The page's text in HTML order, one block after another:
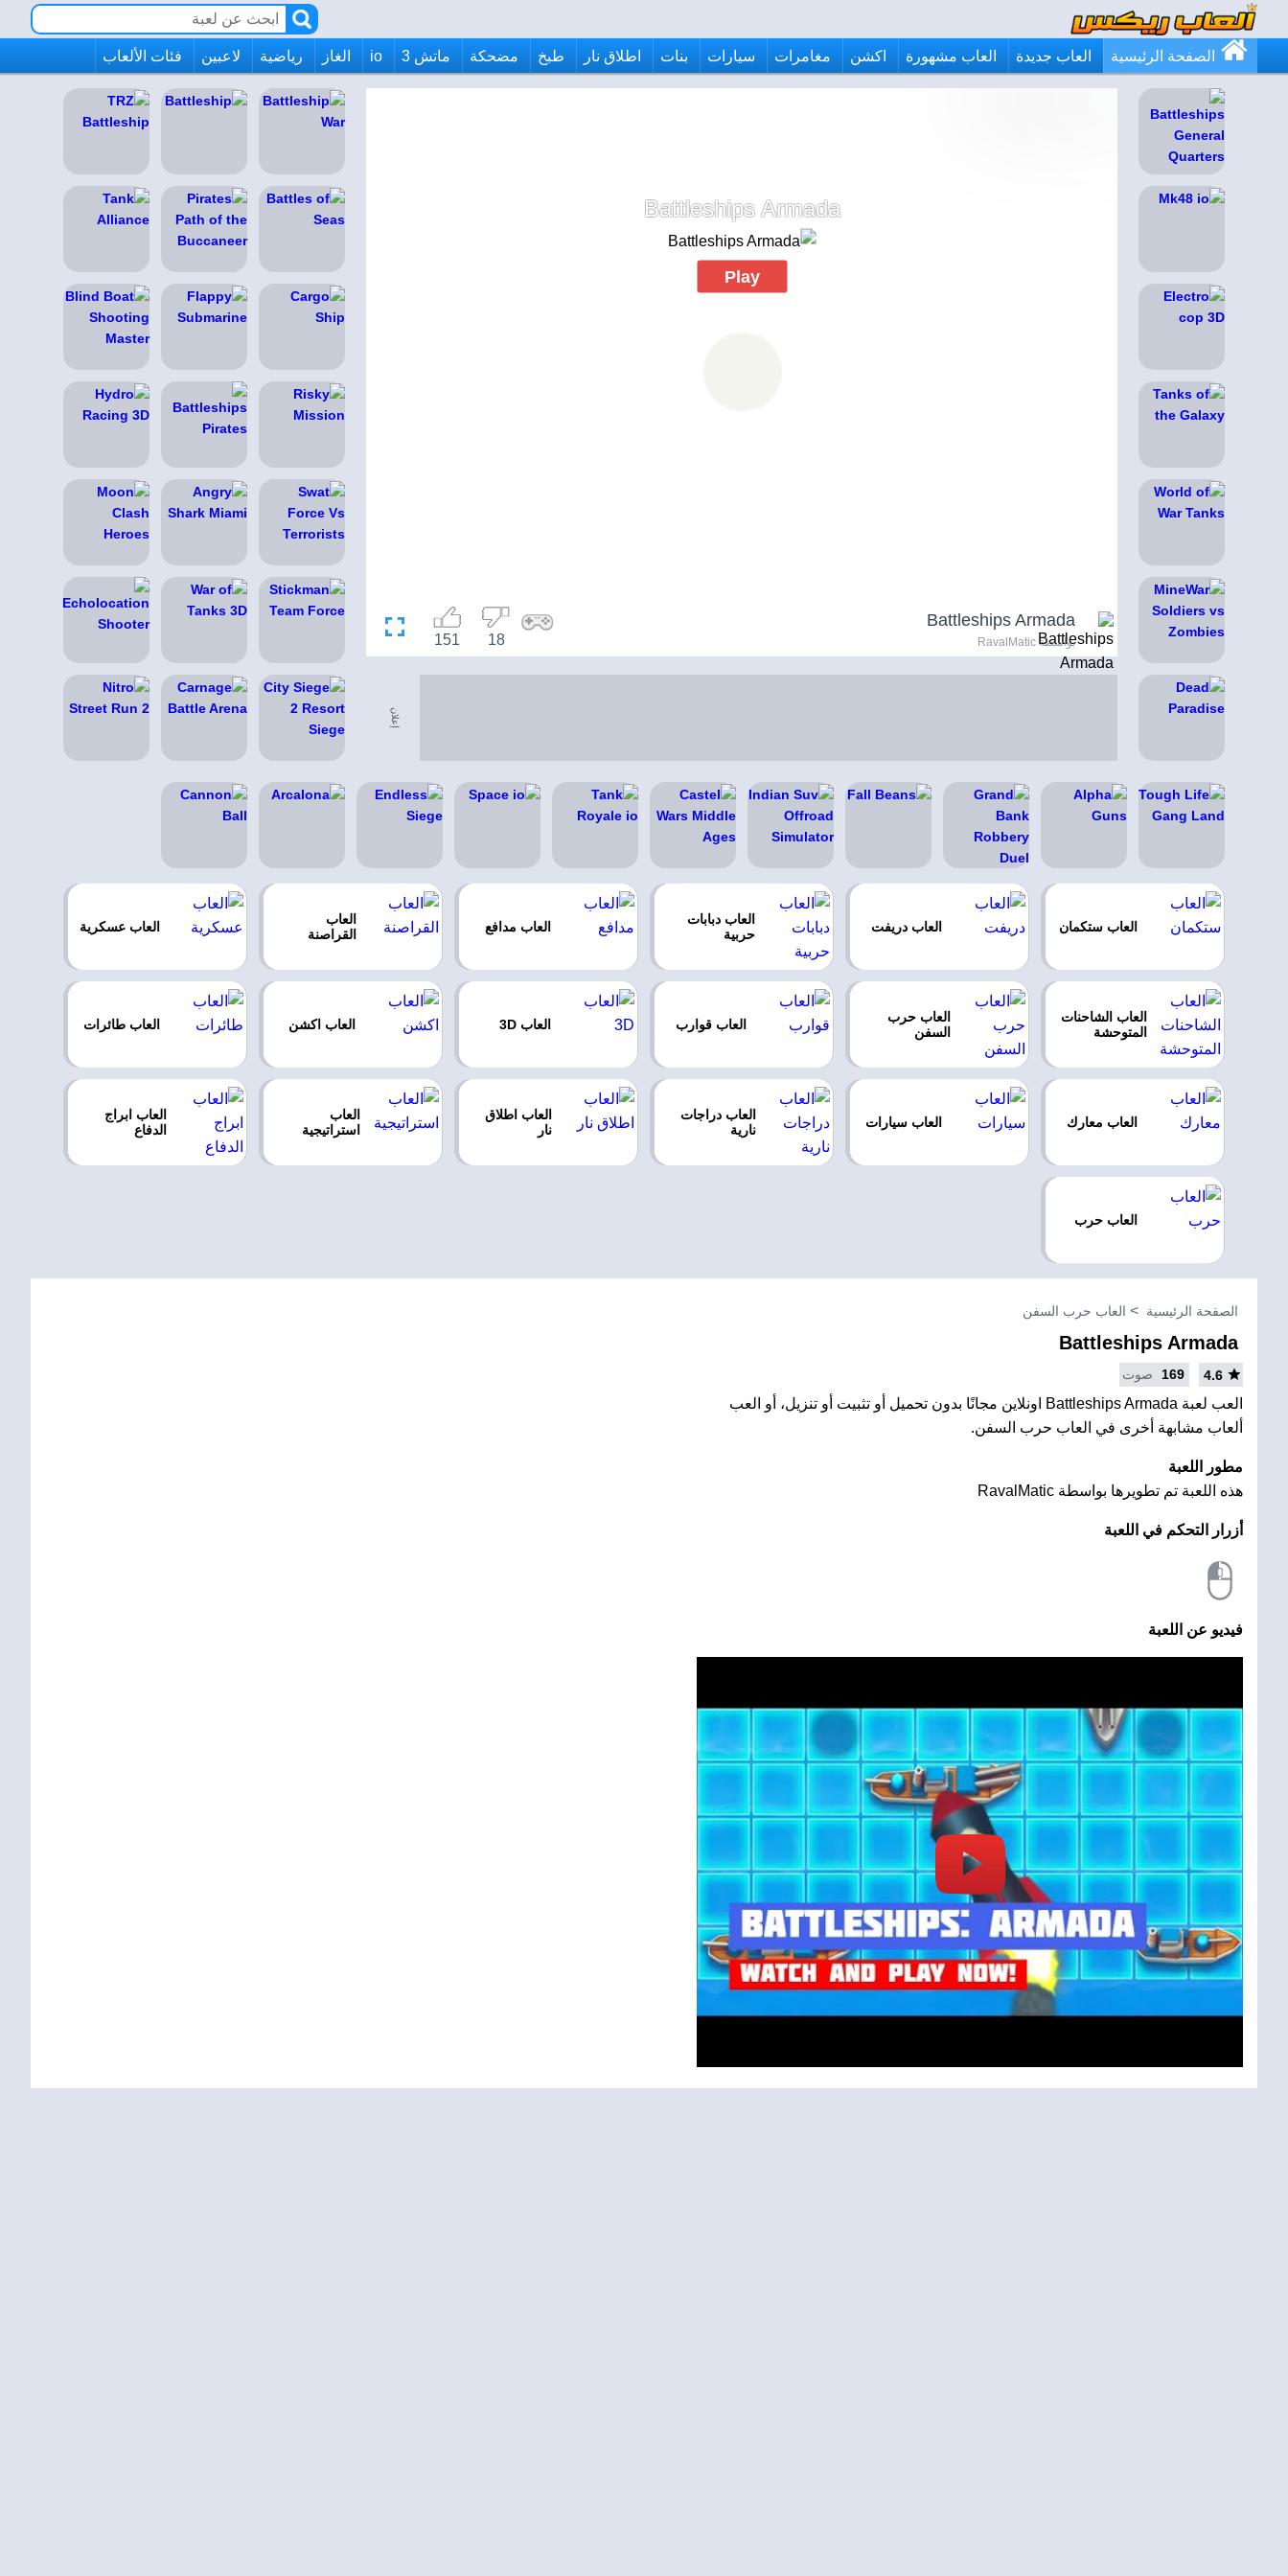
الصفحة الرئيسية العاب جديدة العاب مشهورة اكشن مغامرات سيارات بنات اطلاق نار طبخ مضحكة ماتش 3 io الغاز رياضية لاعبين فئات الألعاب
Battleships Armada
Play
Battleships Armada
بواسطة RavalMatic 18
151
إعلان
العاب ستكمان العاب دريفت
العاب دبابات
حربية
العاب مدافع
العاب
القراصنة
العاب عسكرية
العاب الشاحنات
المتوحشة
العاب حرب
السفن
العاب قوارب العاب 3D العاب اكشن العاب طائرات
العاب معارك العاب سيارات
العاب دراجات
نارية
العاب اطلاق
نار
العاب
استراتيجية
العاب ابراج
الدفاع
العاب حرب
الصفحة الرئيسية العاب حرب السفن
Battleships Armada
4.6
169 صوت
العب لعبة Battleships Armada اونلاين مجانًا بدون تحميل أو تثبيت أو تنزيل، أو العب
ألعاب مشابهة أخرى في العاب حرب السفن.
مطور اللعبة
هذه اللعبة تم تطويرها بواسطة RavalMatic
أزرار التحكم في اللعبة
فيديو عن اللعبة